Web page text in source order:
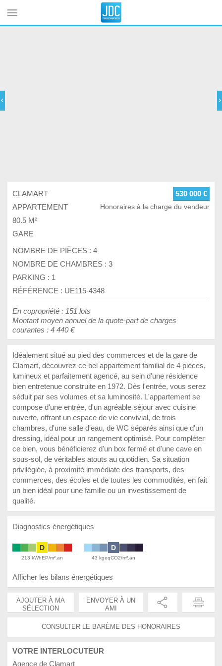
530 000 €
Honoraires à la charge du vendeur
CLAMART
APPARTEMENT
80.5 M²
GARE
NOMBRE DE PIÈCES : 4
NOMBRE DE CHAMBRES : 3
PARKING : 1
RÉFÉRENCE : UE115-4348
En copropriété : 151 lots
Montant moyen annuel de la quote-part de charges
courantes : 4 440 €
Idéalement situé au pied des commerces et de la gare de
Clamart, découvrez ce bel appartement familial de 4 pièces,
lumineux et parfaitement agencé, au sein d'une résidence
bien entretenue construite en 1972. Dès l'entrée, vous serez
séduit par ses volumes et sa luminosité. L'appartement se
compose d'une entrée, d'un agréable séjour avec cuisine
ouverte, offrant un espace de vie convivial, de trois
chambres, d'une salle d'eau, de WC séparés ainsi que d'un
dressing, idéal pour un rangement optimisé. Pour compléter
ce bien, vous bénéficierez d'un box fermé et d'une cave en
sous-sol, de véritables atouts au quotidien. Sa situation
privilégiée, à proximité immédiate des transports, des
commerces, des écoles et de toutes les commodités, en fait
un bien idéal pour une famille ou un investissement de
qualité.
Diagnostics énergétiques
D
213 kWhEP/m².an
D
43 kgeqCO2/m².an
Afficher les bilans énergétiques
AJOUTER À MA
SÉLECTION
ENVOYER À UN
AMI
CONSULTER LE BARÈME DES HONORAIRES
VOTRE INTERLOCUTEUR
Agence de Clamart
Cookies management panel